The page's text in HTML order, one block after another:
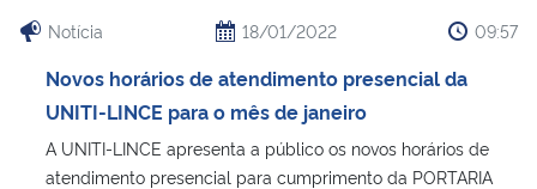
Notícia 18/01/2022 09:57
Novos horários de atendimento presencial da
UNITI-LINCE para o mês de janeiro
A UNITI-LINCE apresenta a público os novos horários de
atendimento presencial para cumprimento da PORTARIA